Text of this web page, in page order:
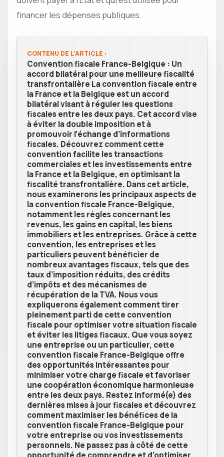
financer les dépenses publiques.
CONTENU DE L'ARTICLE :
Convention fiscale France-Belgique : Un
accord bilatéral pour une meilleure fiscalité
transfrontalière La convention fiscale entre
la France et la Belgique est un accord
bilatéral visant à réguler les questions
fiscales entre les deux pays. Cet accord vise
à éviter la double imposition et à
promouvoir l’échange d’informations
fiscales. Découvrez comment cette
convention facilite les transactions
commerciales et les investissements entre
la France et la Belgique, en optimisant la
fiscalité transfrontalière. Dans cet article,
nous examinerons les principaux aspects de
la convention fiscale France-Belgique,
notamment les règles concernant les
revenus, les gains en capital, les biens
immobiliers et les entreprises. Grâce à cette
convention, les entreprises et les
particuliers peuvent bénéficier de
nombreux avantages fiscaux, tels que des
taux d’imposition réduits, des crédits
d’impôts et des mécanismes de
récupération de la TVA. Nous vous
expliquerons également comment tirer
pleinement parti de cette convention
fiscale pour optimiser votre situation fiscale
et éviter les litiges fiscaux. Que vous soyez
une entreprise ou un particulier, cette
convention fiscale France-Belgique offre
des opportunités intéressantes pour
minimiser votre charge fiscale et favoriser
une coopération économique harmonieuse
entre les deux pays. Restez informé(e) des
dernières mises à jour fiscales et découvrez
comment maximiser les bénéfices de la
convention fiscale France-Belgique pour
votre entreprise ou vos investissements
personnels. Ne passez pas à côté de cette